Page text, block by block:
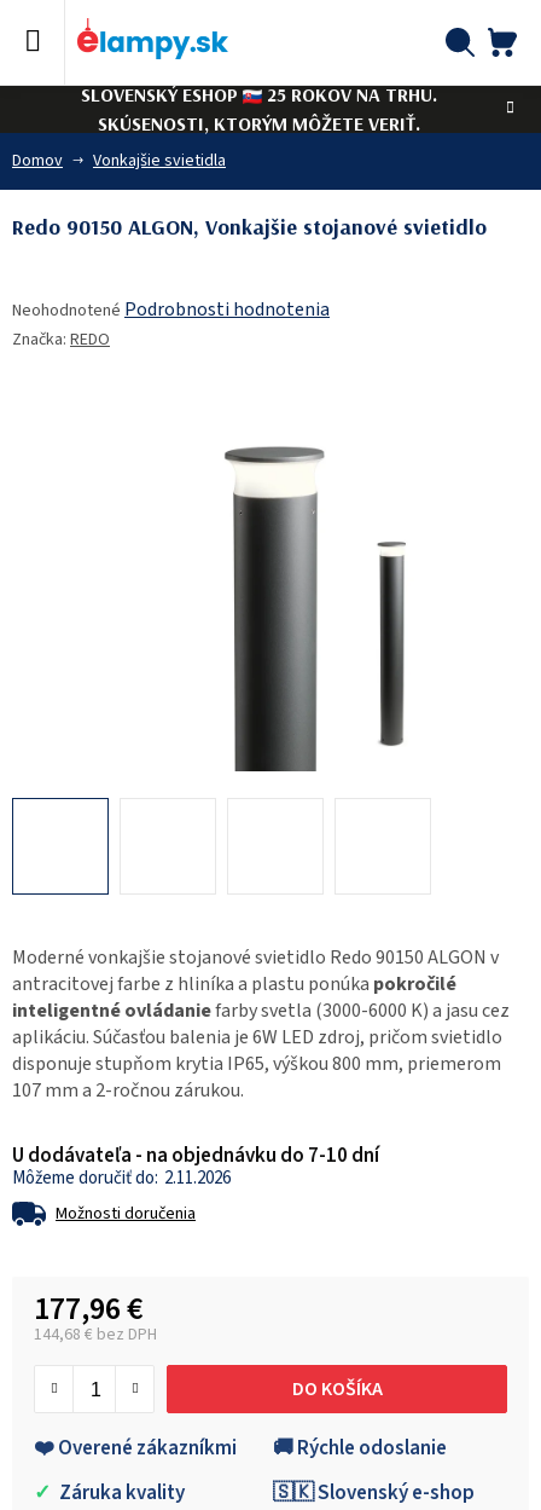
SLOVENSKÝ ESHOP
25 ROKOV NA TRHU.
SKÚSENOSTI, KTORÝM MÔŽETE VERIŤ.
Domov Vonkajšie svietidla
Moderné vonkajšie stojanové svietidlo Redo 90150 ALGON v
antracitovej farbe z hliníka a plastu ponúka pokročilé
inteligentné ovládaniefarby svetla (3000-6000 K) a jasu cez
aplikáciu. Súčasťou balenia je 6W LED zdroj, pričom svietidlo
disponuje stupňom krytia IP65, výškou 800 mm, priemerom
107 mm a 2-ročnou zárukou.
U dodávateľa - na objednávku do 7-10 dní
2.11.2026
Možnosti doručenia
177,96 €
144,68 € bez DPH
DO KOŠÍKA
❤️ Overené zákazníkmi
🚚 Rýchle odoslanie
✓ Záruka kvality 🇸🇰 Slovenský e-shop
Redo 90150 ALGON, Vonkajšie stojanové svietidlo
hodnotenie
produktu
Neohodnotené Podrobnosti hodnotenia
Značka: REDO